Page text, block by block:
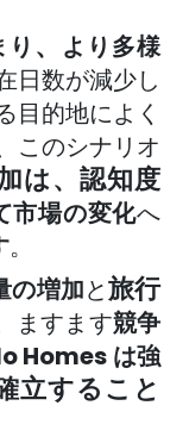
、
より多様
日数が減少し
目的地によく
このシナリオ
は、認知度
市場の変化へ
。
の増加と旅行
ますます競争
Homes は強
立すること